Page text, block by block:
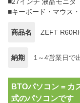
■キーボード・マウス
商品名 ZEFT
納期 1～4営業日で
BTOパソコン = カ
式のパソコンです